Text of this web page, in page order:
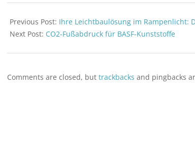
10-
02
Previous Post: Ihre Leichtbaulösung im Rampenlicht:
Next Post: CO2-Fußabdruck für BASF-Kunststoffe
Comments are closed, but trackbacks and pingbacks